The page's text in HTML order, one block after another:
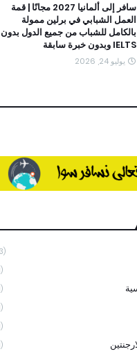
سافر إلى ألمانيا 2027 مجانًا | قمة
العمل الشبابي في برلين ممولة
بالكامل للشباب من جميع الدول بدون
IELTS وبدون خبرة سابقة
يوليو 24, 2026
(3)
(1)
(1)
(1)
(1)
(1)